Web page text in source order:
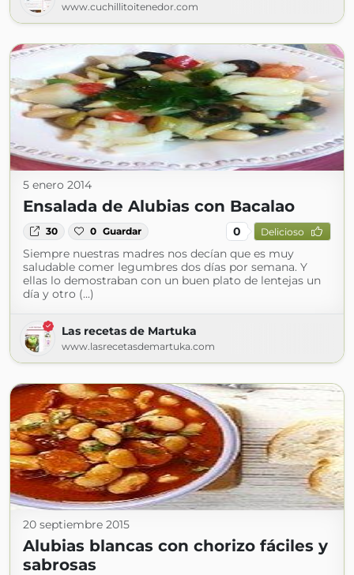
www.cuchillitoitenedor.com
5 enero 2014
Ensalada de Alubias con Bacalao
30 0 Guardar 0 Delicioso
Siempre nuestras madres nos decían que es muy
saludable comer legumbres dos días por semana. Y
ellas lo demostraban con un buen plato de lentejas un
día y otro (...)
Las recetas de Martuka
www.lasrecetasdemartuka.com
20 septiembre 2015
Alubias blancas con chorizo fáciles y
sabrosas